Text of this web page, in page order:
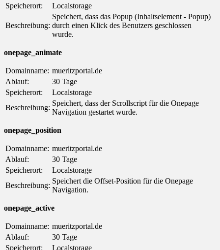
Speicherort:
Localstorage
Beschreibung:
Speichert, dass das Popup (Inhaltselement - Popup)
durch einen Klick des Benutzers geschlossen
wurde.
onepage_animate
Domainname: mueritzportal.de
Ablauf:
30 Tage
Speicherort:
Localstorage
Beschreibung:
Speichert, dass der Scrollscript für die Onepage
Navigation gestartet wurde.
onepage_position
Domainname: mueritzportal.de
Ablauf:
30 Tage
Speicherort:
Localstorage
Beschreibung:
Speichert die Offset-Position für die Onepage
Navigation.
onepage_active
Domainname: mueritzportal.de
Ablauf:
30 Tage
Speicherort:
Localstorage